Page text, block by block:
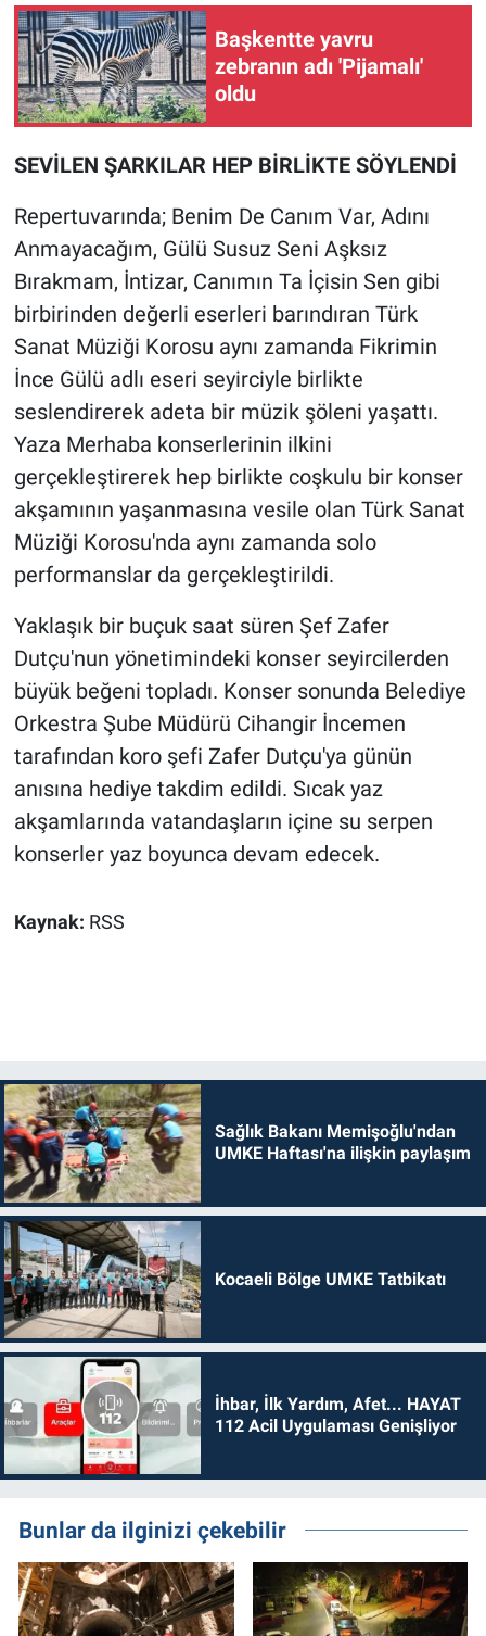
Başkentte yavru
zebranın adı 'Pijamalı'
oldu
SEVİLEN ŞARKILAR HEP BİRLİKTE SÖYLENDİ
Repertuvarında; Benim De Canım Var, Adını
Anmayacağım, Gülü Susuz Seni Aşksız
Bırakmam, İntizar, Canımın Ta İçisin Sen gibi
birbirinden değerli eserleri barındıran Türk
Sanat Müziği Korosu aynı zamanda Fikrimin
İnce Gülü adlı eseri seyirciyle birlikte
seslendirerek adeta bir müzik şöleni yaşattı.
Yaza Merhaba konserlerinin ilkini
gerçekleştirerek hep birlikte coşkulu bir konser
akşamının yaşanmasına vesile olan Türk Sanat
Müziği Korosu'nda aynı zamanda solo
performanslar da gerçekleştirildi.
Yaklaşık bir buçuk saat süren Şef Zafer
Dutçu'nun yönetimindeki konser seyircilerden
büyük beğeni topladı. Konser sonunda Belediye
Orkestra Şube Müdürü Cihangir İncemen
tarafından koro şefi Zafer Dutçu'ya günün
anısına hediye takdim edildi. Sıcak yaz
akşamlarında vatandaşların içine su serpen
konserler yaz boyunca devam edecek.
Kaynak: RSS
Sağlık Bakanı Memişoğlu'ndan
UMKE Haftası'na ilişkin paylaşım
Kocaeli Bölge UMKE Tatbikatı
İhbar, İlk Yardım, Afet... HAYAT
112 Acil Uygulaması Genişliyor
Bunlar da ilginizi çekebilir